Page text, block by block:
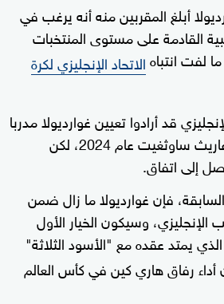
أبلغ المقربين منه أنه يرغب في
القادمة على مستوى المنتخبات
لفت انتباهالاتحاد الإنجليزي لكرة
قد أرادوا تعيين غوارديولا مدربا
للمنتخب بعد استقالة غاريث ساوثغيت عام 2024، لكن
إلى اتفاق.
فإن غوارديولا ما زال ضمن
الإنجليزي، وسيكون الخيار الأول
يمتد عقده مع "الأسود الثلاثة"
غير أن أداء رفاق هاري كين في كأس العالم